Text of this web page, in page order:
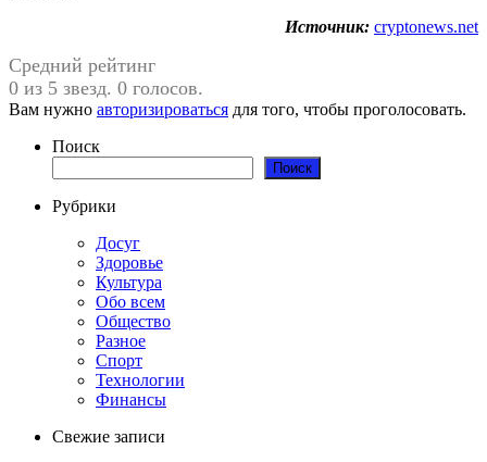
Источник: cryptonews.net
Средний рейтинг
0 из 5 звезд. 0 голосов.
Вам нужно авторизироваться для того, чтобы проголосовать.
Поиск
Поиск
Рубрики
Досуг
Здоровье
Культура
Обо всем
Общество
Разное
Спорт
Технологии
Финансы
Свежие записи